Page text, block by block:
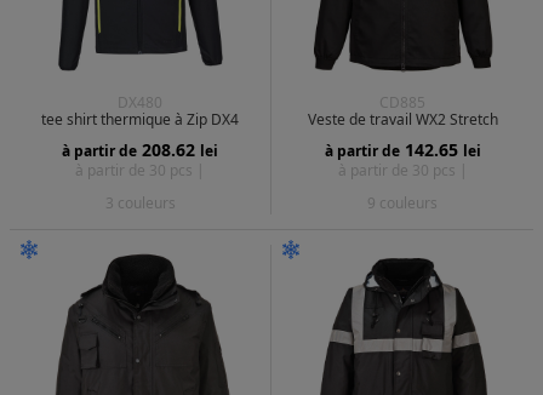
DX480
tee shirt thermique à Zip DX4
à partir de 208.62 lei
à partir de 30 pcs |
3 couleurs
CD885
Veste de travail WX2 Stretch
à partir de 142.65 lei
à partir de 30 pcs |
9 couleurs